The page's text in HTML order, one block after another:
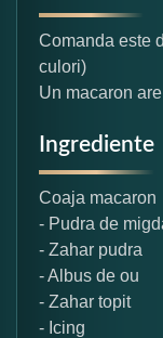
Comanda este
culori)
Un macaron
Ingrediente
Coaja macaron
- Pudra de
- Zahar pudra
- Albus de ou
- Zahar topit
- Icing